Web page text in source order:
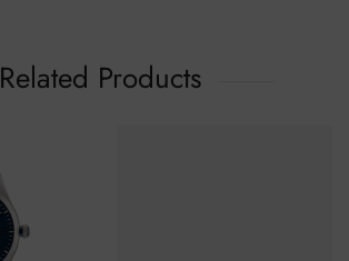
Related Products